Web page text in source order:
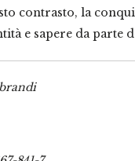
contrasto, la
e sapere da parte